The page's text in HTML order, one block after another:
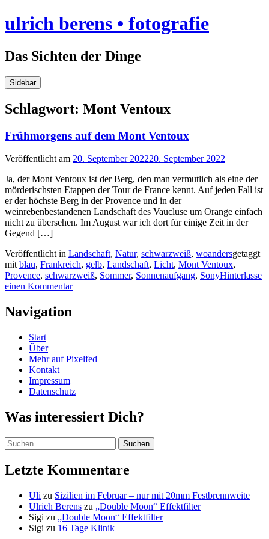
Skip
to
ulrich berens • fotografie
Das Sichten der Dinge
Sidebar
Schlagwort: Mont Ventoux
Frühmorgens auf dem Mont Ventoux
Veröffentlicht am 20. September 202220. September 2022
Ja, der Mont Ventoux ist der Berg, den man vermutlich als eine der
mörderischsten Etappen der Tour de France kennt. Auf jeden Fall ist
er der höchste Berg in der Provence und in der
weinrebenbestandenen Landschaft des Vaucluse um Orange einfach
nicht zu übersehen. Im August war ich dort für einige Zeit in der
Gegend […]
Veröffentlicht in Landschaft, Natur, schwarzweiß, woandersgetaggt
mit blau, Frankreich, gelb, Landschaft, Licht, Mont Ventoux,
Provence, schwarzweiß, Sommer, Sonnenaufgang, SonyHinterlasse
einen Kommentar
Navigation
Start
Über
Mehr auf Pixelfed
Kontakt
Impressum
Datenschutz
Was interessiert Dich?
Suchen
nach:
Letzte Kommentare
Uli zu Sizilien im Februar – nur mit 20mm Festbrennweite
Ulrich Berens zu „Double Moon“ Effektfilter
Sigi zu „Double Moon“ Effektfilter
Sigi zu 16 Tage Klinik